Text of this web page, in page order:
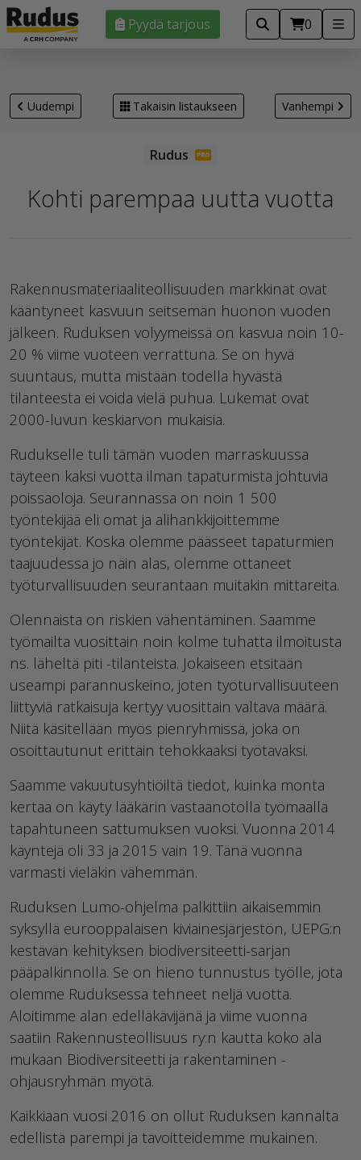
Pyydä tarjous 0
Uudempi Takaisin listaukseen Vanhempi
Kohti parempaa uutta vuotta
Rakennusmateriaaliteollisuuden markkinat ovat
kääntyneet kasvuun seitsemän huonon vuoden
jälkeen. Ruduksen volyymeissä on kasvua noin 10-
20 % viime vuoteen verrattuna. Se on hyvä
suuntaus, mutta mistään todella hyvästä
tilanteesta ei voida vielä puhua. Lukemat ovat
2000-luvun keskiarvon mukaisia.
Rudukselle tuli tämän vuoden marraskuussa
täyteen kaksi vuotta ilman tapaturmista johtuvia
poissaoloja. Seurannassa on noin 1 500
työntekijää eli omat ja alihankkijoittemme
työntekijät. Koska olemme päässeet tapaturmien
taajuudessa jo näin alas, olemme ottaneet
työturvallisuuden seurantaan muitakin mittareita.
Olennaista on riskien vähentäminen. Saamme
työmailta vuosittain noin kolme tuhatta ilmoitusta
ns. läheltä piti -tilanteista. Jokaiseen etsitään
useampi parannuskeino, joten työturvallisuuteen
liittyviä ratkaisuja kertyy vuosittain valtava määrä.
Niitä käsitellään myös pienryhmissä, joka on
osoittautunut erittäin tehokkaaksi työtavaksi.
Saamme vakuutusyhtiöiltä tiedot, kuinka monta
kertaa on käyty lääkärin vastaanotolla työmaalla
tapahtuneen sattumuksen vuoksi. Vuonna 2014
käyntejä oli 33 ja 2015 vain 19. Tänä vuonna
varmasti vieläkin vähemmän.
Ruduksen Lumo-ohjelma palkittiin aikaisemmin
syksyllä eurooppalaisen kiviainesjärjestön, UEPG:n
kestävän kehityksen biodiversiteetti-sarjan
pääpalkinnolla. Se on hieno tunnustus työlle, jota
olemme Ruduksessa tehneet neljä vuotta.
Aloitimme alan edelläkävijänä ja viime vuonna
saatiin Rakennusteollisuus ry:n kautta koko ala
mukaan Biodiversiteetti ja rakentaminen -
ohjausryhmän myötä.
Kaikkiaan vuosi 2016 on ollut Ruduksen kannalta
edellistä parempi ja tavoitteidemme mukainen.